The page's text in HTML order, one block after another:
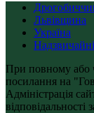
Львівщина
Україна
При повному або
посилання на
Адміністрація
відповідальності